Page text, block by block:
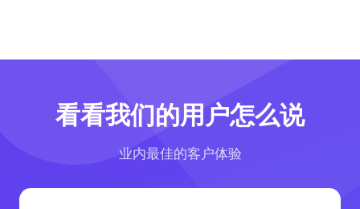
看看我们的用户怎么说
业内最佳的客户体验